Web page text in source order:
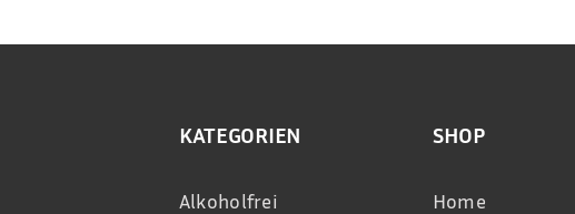
KATEGORIEN
Alkoholfrei
SHOP
Home